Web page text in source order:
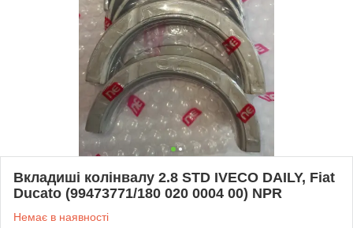
Вкладиші колінвалу 2.8 STD IVECO DAILY, Fiat
Ducato (99473771/180 020 0004 00) NPR
Немає в наявності